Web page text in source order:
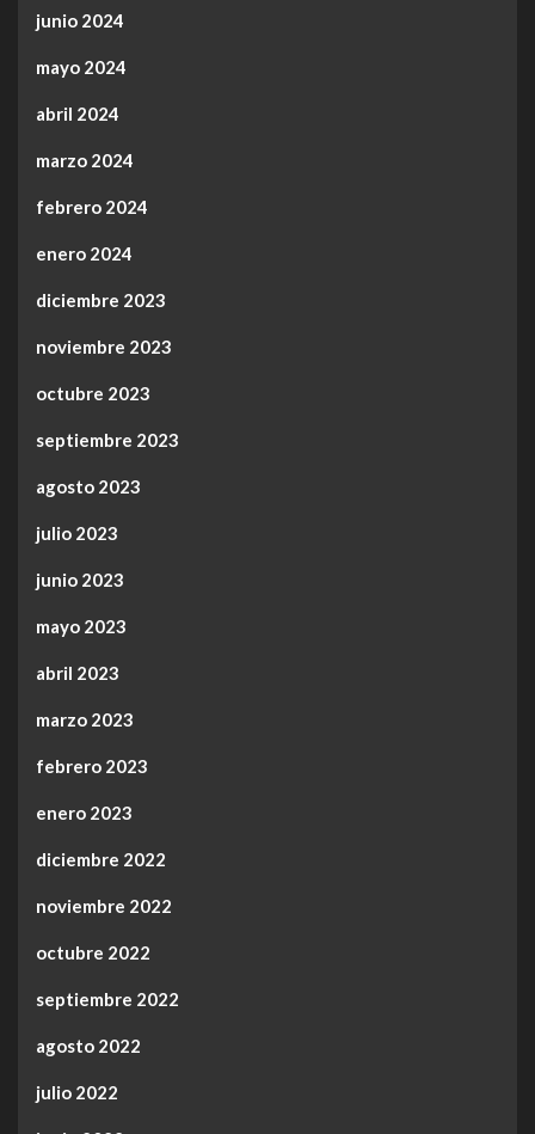
junio 2024
mayo 2024
abril 2024
marzo 2024
febrero 2024
enero 2024
diciembre 2023
noviembre 2023
octubre 2023
septiembre 2023
agosto 2023
julio 2023
junio 2023
mayo 2023
abril 2023
marzo 2023
febrero 2023
enero 2023
diciembre 2022
noviembre 2022
octubre 2022
septiembre 2022
agosto 2022
julio 2022